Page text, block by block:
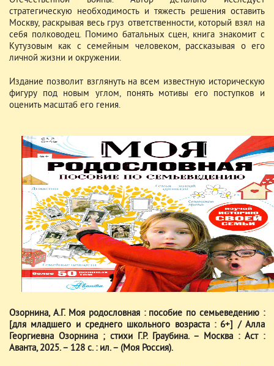
стратегическую необходимость и тяжесть решения оставить
Москву, раскрывая весь груз ответственности, который взял на
себя полководец. Помимо батальных сцен, книга знакомит с
Кутузовым как с семейным человеком, рассказывая о его
личной жизни и окружении.
Издание позволит взглянуть на всем известную историческую
фигуру под новым углом, понять мотивы его поступков и
оценить масштаб его гения.
Озорнина, А.Г. Моя родословная : пособие по семьеведению :
[для младшего и среднего школьного возраста : 6+] / Алла
Георгиевна Озорнина ; стихи Г.Р. Граубина. – Москва : Аст :
Аванта, 2025. – 128 с. : ил. – (Моя Россия).